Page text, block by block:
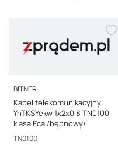
PRODUCENT
BITNER
Kabel telekomunikacyjny
YnTKSYekw 1x2x0,8 TN0100
klasa Eca /bębnowy/
Kod producenta
TN0100